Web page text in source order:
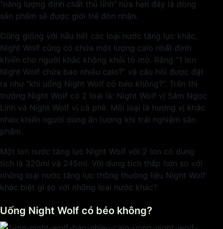
“năng lượng định chất thủ lĩnh” hứa hẹn đây là dòng
sản phẩm sẽ được giới trẻ đón nhận.
Cũng giống với hầu hết các loại nước tăng lực khác,
Night Wolf cũng có chứa một lượng calo nhất định
khiến cho người khác không khỏi tò mò. Rằng “1 lon
Night Wolf chứa bao nhiêu calo?” và câu hỏi được đặt
ra như “khi uống Night Wolf có béo không?”. Trên thị
trường Night Wolf có 2 loại là: Night Wolf vị Sâm Ngọc
Linh và Night Wolf vị cà phê. Mỗi loại là hương vị khác
nhau khiến người dùng ấn tượng khi trải nghiệm sản
phẩm.
Một lon nước tăng lực Night Wolf với 2 lon có dung
tích là 320ml và 245ml. Với dung tích thấp hơn so với
những loại nước tăng lực thông thường liệu Night Wolf
khác biệt gì so với những loại nước khác?
Uống Night Wolf có béo không?